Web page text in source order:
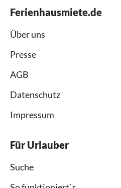
Ferienhausmiete.de
Über uns
Presse
AGB
Datenschutz
Impressum
Für Urlauber
Suche